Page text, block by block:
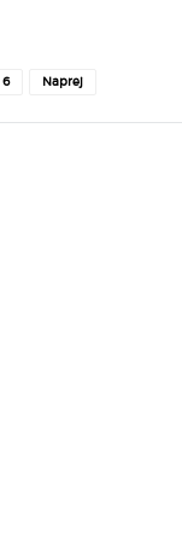
6 Naprej